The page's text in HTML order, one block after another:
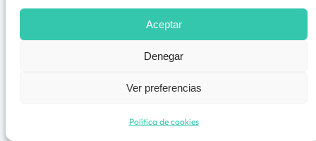
Aceptar
Denegar
Ver preferencias
Política de cookies
¿Sabías que hay mas de un Papá Noel?
Santa Claus Village
El pueblo de Papá Noel se ubica aquí, en
las afueras de Rovaniemi que está abierta